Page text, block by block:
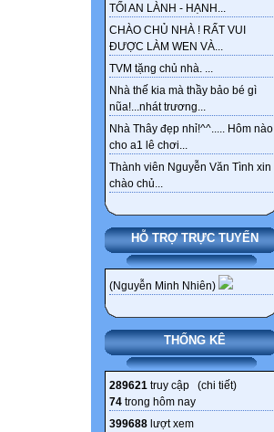
TỐI AN LÀNH - HẠNH...
CHÀO CHỦ NHÀ ! RẤT VUI
ĐƯỢC LÀM WEN VÀ...
TVM tặng chủ nhà. ...
Nhà thế kia mà thầy bảo bé gì
nũa!...nhát trương...
Nhà Thây đẹp nhỉ!^^..... Hôm nào
cho a1 lê chơi...
Thành viên Nguyễn Văn Tình xin
chào chủ...
HỖ TRỢ TRỰC TUYẾN
(Nguyễn Minh Nhiên)
THỐNG KÊ
289621 truy cập (chi tiết)
74 trong hôm nay
399688 lượt xem